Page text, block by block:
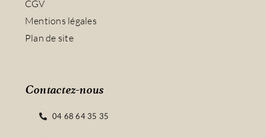
CGV
Mentions légales
Plan de site
Contactez-nous
04 68 64 35 35